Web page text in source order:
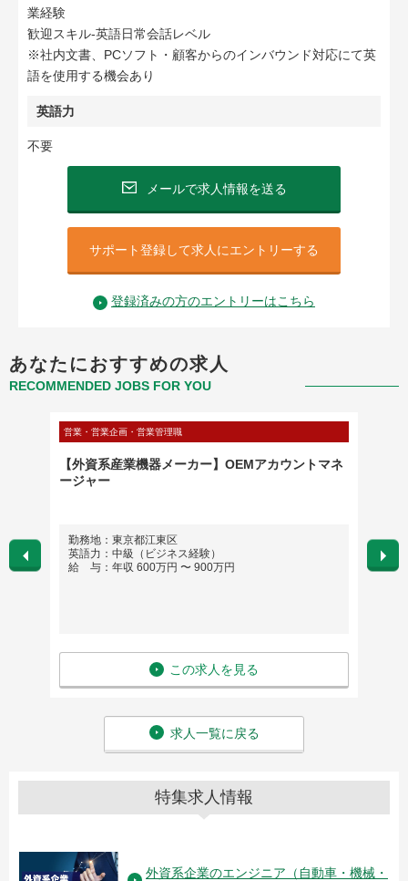
業経験
歓迎スキル-英語日常会話レベル
※社内文書、PCソフト・顧客からのインバウンド対応にて英
語を使用する機会あり
英語力
不要
メールで求人情報を送る
サポート登録して求人にエントリーする
登録済みの方のエントリーはこちら
あなたにおすすめの求人
RECOMMENDED JOBS FOR YOU
営業・営業企画・営業管理職
【外資系産業機器メーカー】OEMアカウントマネ
ージャー
勤務地：東京都江東区
英語力：中級（ビジネス経験）
給 与：年収 600万円 〜 900万円
この求人を見る
勤務
英語
給
求人一覧に戻る
特集求人情報
外資系企業のエンジニア（自動車・機械・